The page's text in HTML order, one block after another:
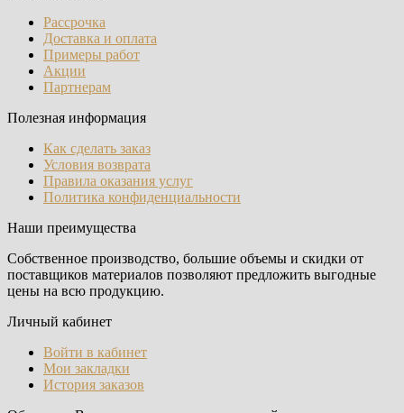
Рассрочка
Доставка и оплата
Примеры работ
Акции
Партнерам
Полезная информация
Как сделать заказ
Условия возврата
Правила оказания услуг
Политика конфиденциальности
Наши преимущества
Собственное производство, большие объемы и скидки от
поставщиков материалов позволяют предложить выгодные
цены на всю продукцию.
Личный кабинет
Войти в кабинет
Мои закладки
История заказов